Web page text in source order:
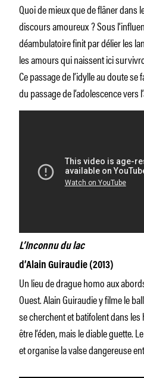
Quoi de mieux que de flâner dans
discours amoureux ? Sous
déambulatoire finit par délier les
les amours qui naissent ici
Ce passage de l’idylle au doute
du passage de l’adolescence vers
L’Inconnu du lac
d’Alain Guiraudie (2013)
Un lieu de drague homo aux
Ouest. Alain Guiraudie y filme le
se cherchent et batifolent dans
être l’éden, mais le diable guette.
et organise la valse dangereuse